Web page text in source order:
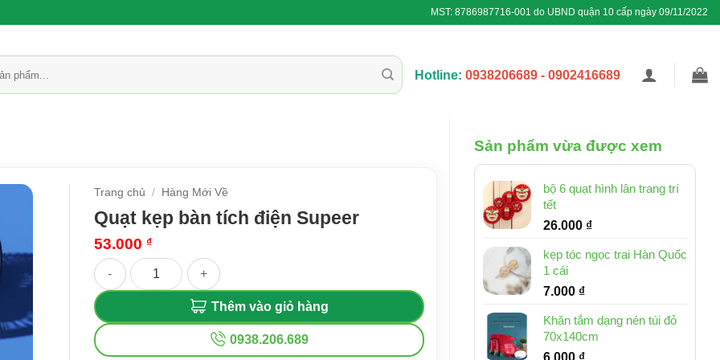
MST: 8786987716-001 do UBND quận 10 cấp ngày 09/11/2022
Hotline: 0938206689 - 0902416689
Sản phẩm vừa được xem
bộ 6 quạt hình lân trang trí
tết
26.000 ₫
kẹp tóc ngọc trai Hàn Quốc
1 cái
7.000 ₫
Khăn tắm dạng nén túi đỏ
70x140cm
6.000 ₫
Trang chủ / Hàng Mới Về
Quạt kẹp bàn tích điện Supeer
53.000 ₫
Quạt kẹp bàn tích điện Supeer số lượng
Thêm vào giỏ hàng
0938.206.689